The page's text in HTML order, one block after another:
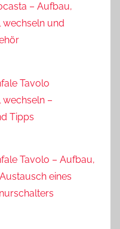
– Aufbau,
wechseln und
Tavolo
–
Tipps
Tavolo – Aufbau,
eines